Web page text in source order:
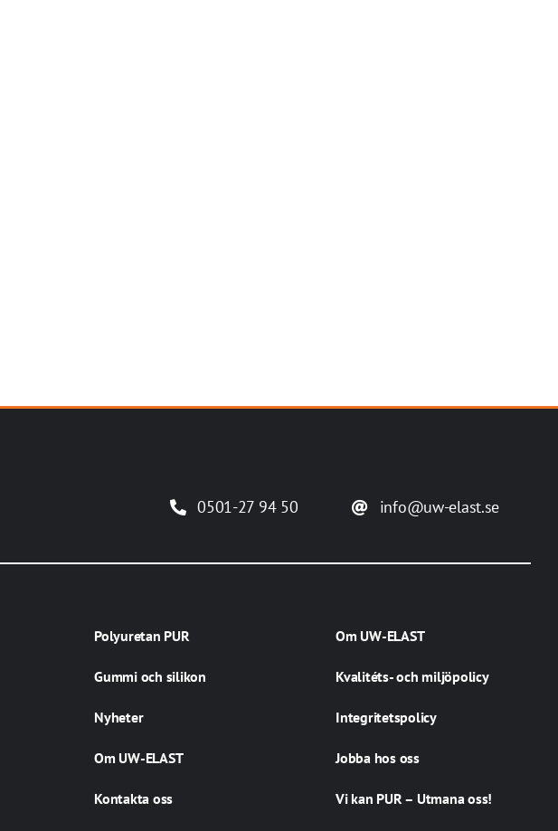
0501-27 94 50 info@uw-elast.se
Polyuretan PUR
Gummi och silikon
Nyheter
Om UW-ELAST
Kontakta oss
Om UW-ELAST
Kvalitéts- och miljöpolicy
Integritetspolicy
Jobba hos oss
Vi kan PUR – Utmana oss!